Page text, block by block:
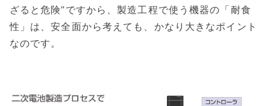
ざると危険”ですから、製造工程で使う機器の「耐食
性」は、安全面から考えても、かなり大きなポイント
なのです。